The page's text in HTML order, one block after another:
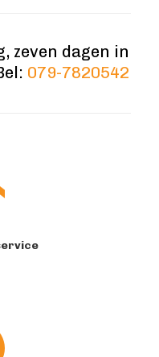
zeven dagen in
079-7820542